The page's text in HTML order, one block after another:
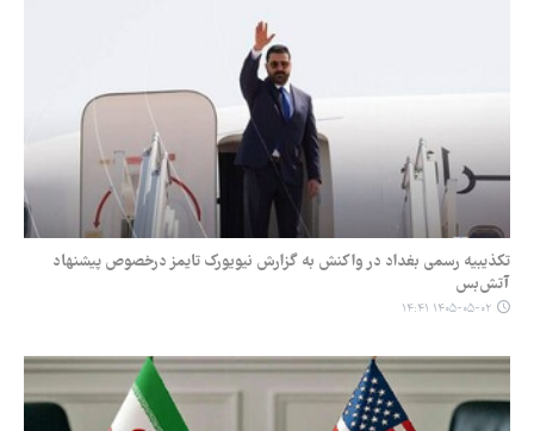
تکذیبیه رسمی بغداد در واکنش به گزارش نیویورک تایمز درخصوص پیشنهاد
آتش‌بس
۱۴۰۵-۰۵-۰۲ ۱۴:۴۱